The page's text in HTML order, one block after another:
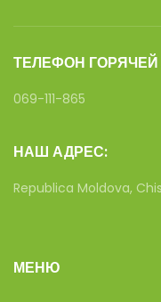
ТЕЛЕФОН
069-111-865
НАШ АДРЕС:
Republica Moldova,
МЕНЮ